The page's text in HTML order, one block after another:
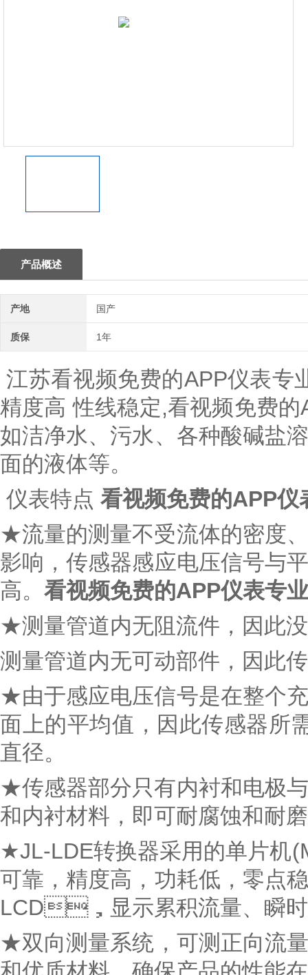
产品概述
产地 国产
质保 1年
江苏看视频免费的APP仪表专
精度高 性线稳定,看视频免费的
如洁净水、污水、各种酸碱盐溶
面的液体等。
仪表特点 看视频免费的APP仪
★流量的测量不受流体的密度
影响，传感器感应电压信号与
高。 看视频免费的APP仪表专
★测量管道内无阻流件，因此
测量管道内无可动部件，因此传
★由于感应电压信号是在整个充
面上的平均值，因此传感器所
直径。
★传感器部分只有内衬和电极与
和内衬材料，即可耐腐蚀和耐磨损
★JL-LDE转换器采用的单片机
可靠，精度高，功耗低，
LCD，显示累积流量、瞬时
★双向测量系统，可测正向流